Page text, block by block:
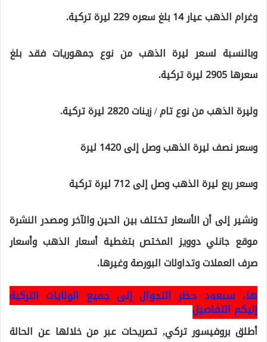
وغرام الذهب عيار 14 بلغ سعره 229 ليرة تركية.
وبالنسبة لسعر ليرة الذهب من نوع جمهوريات فقد بلغ
سعرها 2905 ليرة تركية.
وليرة الذهب من نوع تام / زينات 2820 ليرة تركية.
وسعر نصف ليرة الذهب وصل إلى 1420 ليرة
وسعر ربع ليرة الذهب وصل إلى 712 ليرة تركية
ونشير إلى أن الأسعار تختلف بين الحين والآخر ومصدر النشرة
موقع جانلي دوويز المختص بتغطية أسعار الذهب وأسعار
صرف العملات وتداولات البورصة وغيرها.
هل سيعود حظر التجوال إلى جميع الولايات التركية
إليكم التفاصيل
أطلق بروفيسور تركي, تصريحات عبر من خلالها عن الحالة